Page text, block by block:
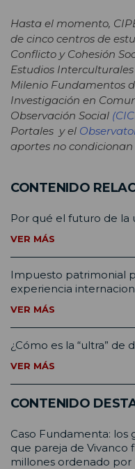
Hasta el momento,
de cinco centros de
Conflicto y Cohesión
Estudios
Milenio Fundamentos
Investigación en
Observación Social
Portales y el
aportes no
CONTENIDO
Por qué el futuro de la
VER MÁS
Impuesto patrimonial
experiencia
VER MÁS
¿Cómo es la “ultra” de
VER MÁS
CONTENIDO
Caso Fundamenta: los
que pareja de Vivanco
millones ordenado por